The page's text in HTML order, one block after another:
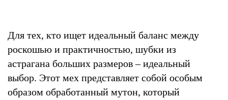
Для тех, кто ищет идеальный баланс между
роскошью и практичностью, шубки из
астрагана больших размеров – идеальный
выбор. Этот мех представляет собой особым
образом обработанный мутон, который